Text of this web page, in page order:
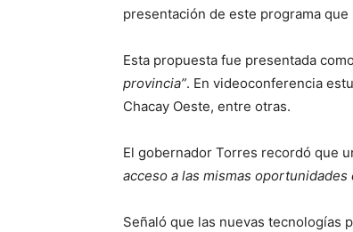
presentación de este programa
Esta propuesta fue presentada
provincia”. En videoconferencia
Chacay Oeste, entre otras.
El gobernador Torres recordó que
acceso a las mismas
Señaló que las nuevas tecnologías